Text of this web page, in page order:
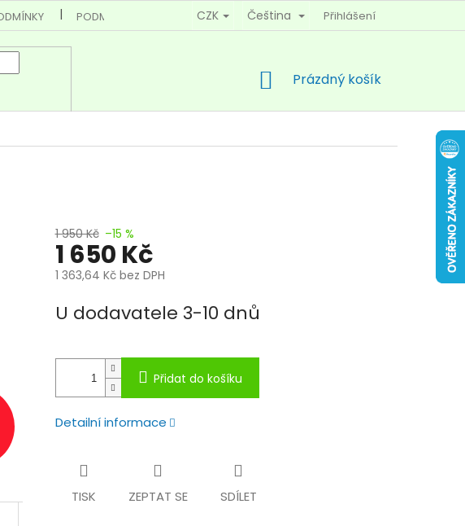
PODMÍNKY OCHRANY OSOBNÍCH ÚDAJŮ KONTAKTY
CZK Čeština Přihlášení
NÁKUPNÍ
Prázdný košík
1 950 Kč –15 %
1 650 Kč
1 363,64 Kč bez DPH
cena:
U dodavatele 3-10 dnů
Přidat do košíku
Detailní informace
TISK ZEPTAT SE SDÍLET